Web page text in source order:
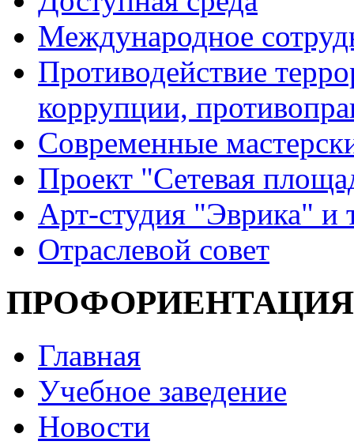
Международное
Противодействие
коррупции,
Современные
Проект "Сетевая
Арт-студия "Эврика" и
Отраслевой совет
ПРОФОРИЕНТАЦИЯ
Главная
Учебное заведение
Новости